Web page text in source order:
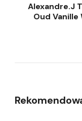
Alexandre.J
Oud